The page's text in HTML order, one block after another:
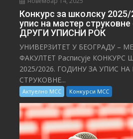
Конкурс за школску 2025/⁠
упис на мастер струковне
ДРУГИ УПИСНИ РОК
УНИВЕРЗИТЕТ У БЕОГРАДУ –
ФАКУЛТЕТ Расписује КОНКУРС
2025/⁠2026. ГОДИНУ ЗА УПИС
СТРУКОВНЕ...
Актуелно МСС Конкурси МСС